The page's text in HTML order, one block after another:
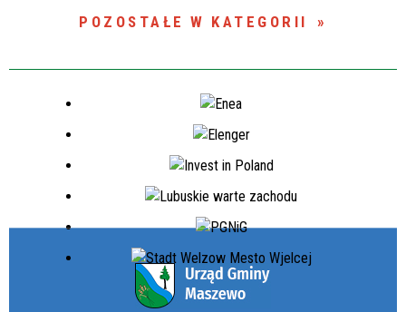
POZOSTAŁE W KATEGORII